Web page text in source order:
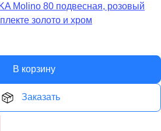
Molino 80 подвесная, розовый
золото и хром
В корзину
Заказать